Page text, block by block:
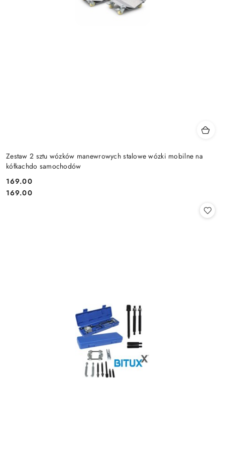
Zestaw 2 sztu wózków manewrowych stalowe wózki mobilne na
kółkachdo samochodów
Cena:
169.00
Cena:
169.00